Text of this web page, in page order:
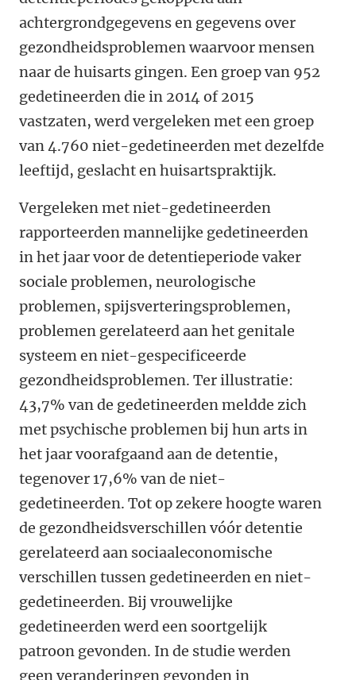
achtergrondgegevens en gegevens over
gezondheidsproblemen waarvoor mensen
naar de huisarts gingen. Een groep van 952
gedetineerden die in 2014 of 2015
vastzaten, werd vergeleken met een groep
van 4.760 niet-gedetineerden met dezelfde
leeftijd, geslacht en huisartspraktijk.
Vergeleken met niet-gedetineerden
rapporteerden mannelijke gedetineerden
in het jaar voor de detentieperiode vaker
sociale problemen, neurologische
problemen, spijsverteringsproblemen,
problemen gerelateerd aan het genitale
systeem en niet-gespecificeerde
gezondheidsproblemen. Ter illustratie:
43,7% van de gedetineerden meldde zich
met psychische problemen bij hun arts in
het jaar voorafgaand aan de detentie,
tegenover 17,6% van de niet-
gedetineerden. Tot op zekere hoogte waren
de gezondheidsverschillen vóór detentie
gerelateerd aan sociaaleconomische
verschillen tussen gedetineerden en niet-
gedetineerden. Bij vrouwelijke
gedetineerden werd een soortgelijk
patroon gevonden. In de studie werden
geen veranderingen gevonden in